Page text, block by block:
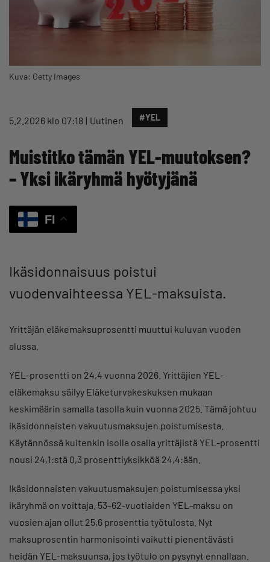
Kuva: Getty Images
5.2.2026 klo 07:18 Uutinen #YEL
Muistitko tämän YEL-muutoksen?
– Yksi ikäryhmä hyötyjänä
FI
Ikäsidonnaisuus poistui
vuodenvaihteessa YEL-maksuista.
Yrittäjän eläkemaksuprosentti muuttui kuluvan vuoden
alussa.
YEL-prosentti on 24,4 vuonna 2026. Yrittäjien YEL-
eläkemaksu säilyy Eläketurvakeskuksen mukaan
keskimäärin samalla tasolla kuin vuonna 2025. Tämä johtuu
ikäsidonnaisten vakuutusmaksujen poistumisesta.
Käytännössä kuitenkin isolla osalla yrittäjistä YEL-prosentti
nousi 24,1:stä 0,3 prosenttiyksikköä 24,4:ään.
Ikäsidonnaisten vakuutusmaksujen poistumisessa yksi
ikäryhmä on voittaja. 53–62-vuotiaiden YEL-maksu on
vuosien ajan ollut 25,6 prosenttia työtulosta. Nyt
maksuprosentin harmonisointi vaikutti pienentävästi
heidän YEL-maksuunsa, jos työtulo on pysynyt ennallaan.